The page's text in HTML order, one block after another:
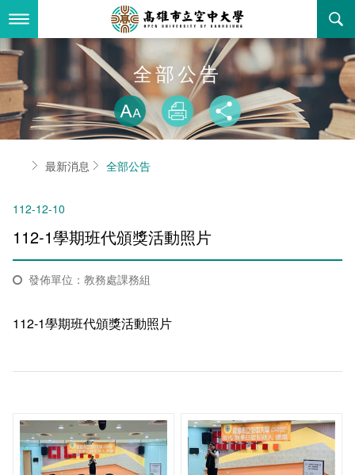
到
要
內最新消息
全部公告
教務公告
學系公告
行政公告
活動研習
招標徵才
歷史訊息
新聞媒體專區
報名系統
關於本校
空大簡介
立案證明
空大校史
空大有利的學習條件
組織架構
環境設備
本校位置
空大校刊
資訊圖像化專區
校內分機(pdf)
活動花絮
影音資訊
行政單位
行政單位簡介
我們的校長
校長室
教務處註冊組
教務處課務組
學習指導中心
研發處
學術單位
學術單位簡介
通識教育中心
工商管理學系
法律學系
大眾傳播學系
文化藝術學系
主題網站
其他好站
國內外開放課程
資訊相關法規
校務資訊
招生資訊
新生報名
在學資訊
校務系統
網路選課
校內系統
消耗品申請
法令規章
全部公告
略過字型切
放大
列印 分享
首頁最新消息 全部公告
112-12-10
112-1學期班代頒獎活動照片
發佈單位：教務處課務組
112-1學期班代頒獎活動照片